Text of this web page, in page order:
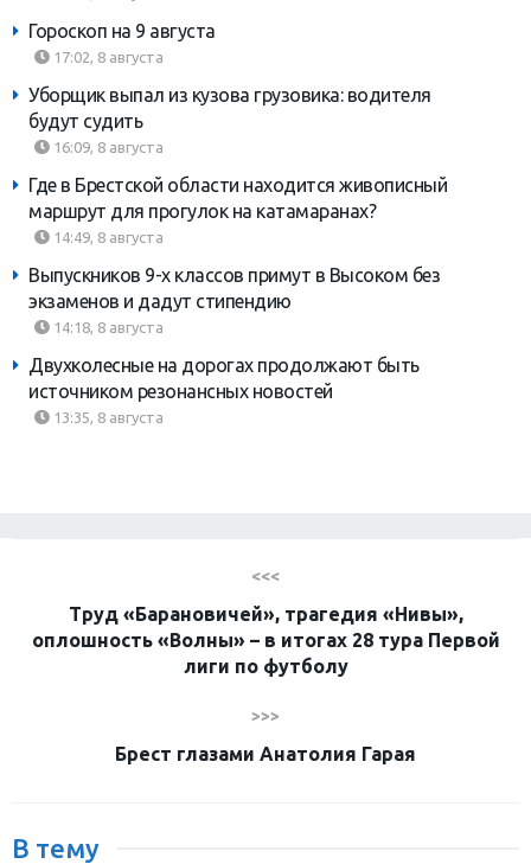
Гороскоп на 9 августа
17:02, 8 августа
Уборщик выпал из кузова грузовика: водителя
будут судить
16:09, 8 августа
Где в Брестской области находится живописный
маршрут для прогулок на катамаранах?
14:49, 8 августа
Выпускников 9-х классов примут в Высоком без
экзаменов и дадут стипендию
14:18, 8 августа
Двухколесные на дорогах продолжают быть
источником резонансных новостей
13:35, 8 августа
<<<
Труд «Барановичей», трагедия «Нивы»,
оплошность «Волны» – в итогах 28 тура Первой
лиги по футболу
>>>
Брест глазами Анатолия Гарая
В тему